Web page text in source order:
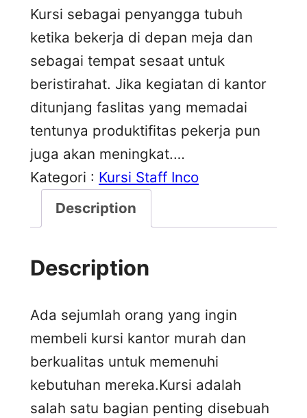
Kursi sebagai penyangga tubuh
ketika bekerja di depan meja dan
sebagai tempat sesaat untuk
beristirahat. Jika kegiatan di kantor
ditunjang faslitas yang memadai
tentunya produktifitas pekerja pun
juga akan meningkat.…
Kategori : Kursi Staff Inco
Description
Description
Ada sejumlah orang yang ingin
membeli kursi kantor murah dan
berkualitas untuk memenuhi
kebutuhan mereka.Kursi adalah
salah satu bagian penting disebuah